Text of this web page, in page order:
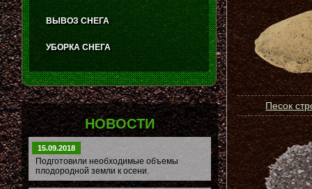
Песок
ВЫВОЗ СНЕГА
УБОРКА СНЕГА
НОВОСТИ
15.09.2018
Подготовили необходимые объемы
плодородной земли к осени.